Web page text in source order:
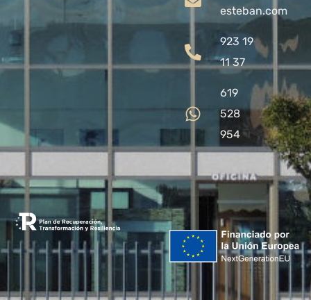
esteban.com
923 19
11 37
619
528
954